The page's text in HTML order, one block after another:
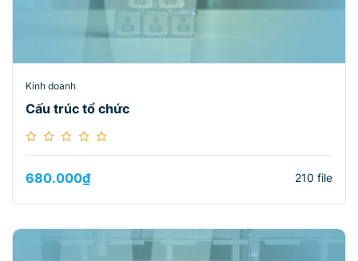
Kinh doanh
Cấu trúc tổ chức
680.000₫ 210 file